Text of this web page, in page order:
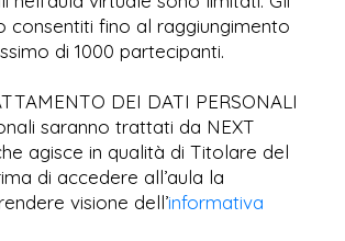
consentiti fino al raggiungimento
di 1000 partecipanti.
DEI DATI PERSONALI
saranno trattati da NEXT
agisce in qualità di Titolare del
di accedere all’aula la
visione dell’informativa